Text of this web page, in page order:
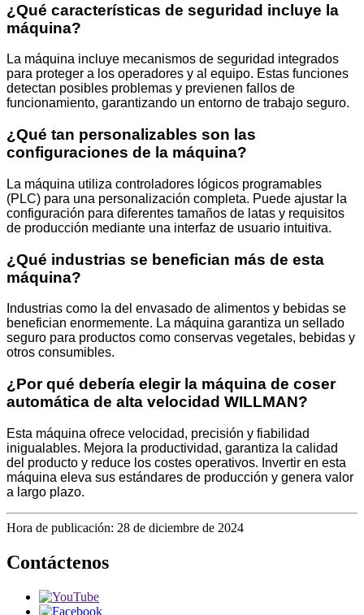
¿Qué características de seguridad incluye la
máquina?
La máquina incluye mecanismos de seguridad integrados
para proteger a los operadores y al equipo. Estas funciones
detectan posibles problemas y previenen fallos de
funcionamiento, garantizando un entorno de trabajo seguro.
¿Qué tan personalizables son las
configuraciones de la máquina?
La máquina utiliza controladores lógicos programables
(PLC) para una personalización completa. Puede ajustar la
configuración para diferentes tamaños de latas y requisitos
de producción mediante una interfaz de usuario intuitiva.
¿Qué industrias se benefician más de esta
máquina?
Industrias como la del envasado de alimentos y bebidas se
benefician enormemente. La máquina garantiza un sellado
seguro para productos como conservas vegetales, bebidas y
otros consumibles.
¿Por qué debería elegir la máquina de coser
automática de alta velocidad WILLMAN?
Esta máquina ofrece velocidad, precisión y fiabilidad
inigualables. Mejora la productividad, garantiza la calidad
del producto y reduce los costes operativos. Invertir en esta
máquina eleva sus estándares de producción y genera valor
a largo plazo.
Hora de publicación: 28 de diciembre de 2024
Contáctenos